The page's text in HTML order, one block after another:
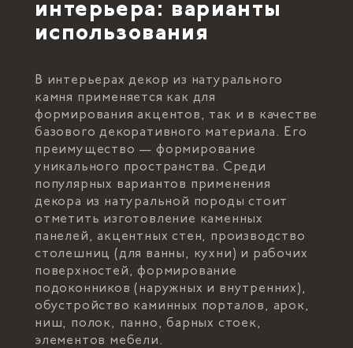
интерьера: варианты
использования
В интерьерах декор из натурального
камня применяется как для
формирования акцентов, так и в качестве
базового декоративного материала. Его
преимущество — формирование
уникального пространства. Среди
популярных вариантов применения
декора из натуральной породы стоит
отметить изготовление каменных
панелей, акцентных стен, производство
столешниц (для ванны, кухни) и рабочих
поверхностей, формирование
подоконников (наружных и внутренних),
обустройство каминных порталов, арок,
ниш, полок, панно, барных стоек,
элементов мебели.